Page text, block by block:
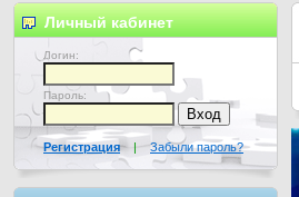
Личный кабинет
Логин:
Пароль:
Регистрация | Забыли пароль?